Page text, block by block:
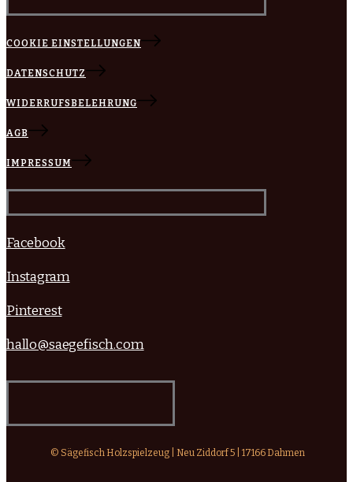
COOKIE EINSTELLUNGEN
DATENSCHUTZ
WIDERRUFSBELEHRUNG
AGB
IMPRESSUM
Facebook
Instagram
Pinterest
hallo@saegefisch.com
© Sägefisch Holzspielzeug | Neu Ziddorf 5 | 17166 Dahmen